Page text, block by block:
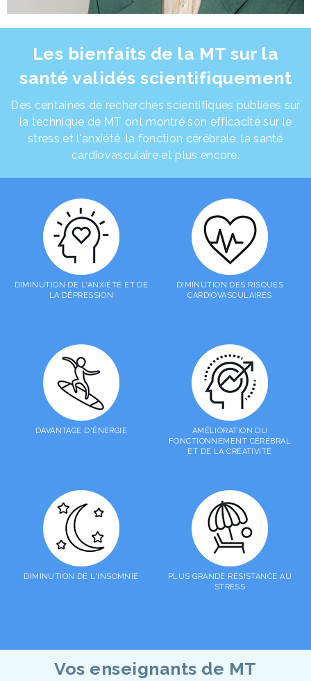
Les bienfaits de la MT sur la
santé validés scientifiquement
Des centaines de recherches scientifiques publiées sur
la technique de MT ont montré son efficacité sur le
stress et l'anxiété, la fonction cérébrale, la santé
cardiovasculaire et plus encore.
DIMINUTION DE L'ANXIÉTÉ ET DE
LA DÉPRESSION
DIMINUTION DES RISQUES
CARDIOVASCULAIRES
DAVANTAGE D'ÉNERGIE
AMÉLIORATION DU
FONCTIONNEMENT CÉRÉBRAL
ET DE LA CRÉATIVITÉ
DIMINUTION DE L'INSOMNIE
PLUS GRANDE RÉSISTANCE AU
STRESS
Vos enseignants de MT